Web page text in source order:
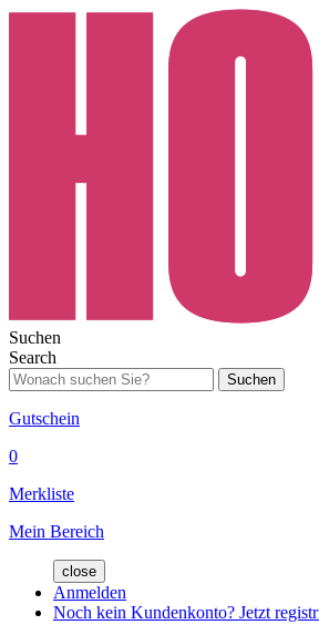
Suchen
Search
Suchen
Gutschein
0
Merkliste
Mein Bereich
close
Anmelden
Noch kein Kundenkonto? Jetzt